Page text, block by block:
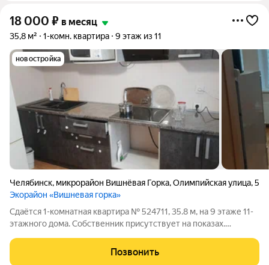
18 000 ₽ в месяц
35,8 м² 1-комн. квартира 9 этаж из 11
новостройка
Челябинск, микрорайон Вишнёвая Горка,Олимпийская улица,5
Экорайон «Вишневая горка»
Сдаётся 1-комнатная квартира № 524711, 35.8 м, на 9 этаже 11-
этажного дома. Собственник присутствует на показах.
оплачиваются отдельно. По условиям проживания: можно с
детьми, можно с питомцами. Из
Позвонить